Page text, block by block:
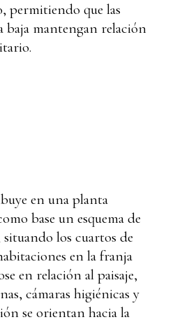
permitiendo que las
baja mantengan relación
en una planta
base un esquema de
los cuartos de
en la franja
en relación al paisaje,
cámaras higiénicas y
se orientan hacia la